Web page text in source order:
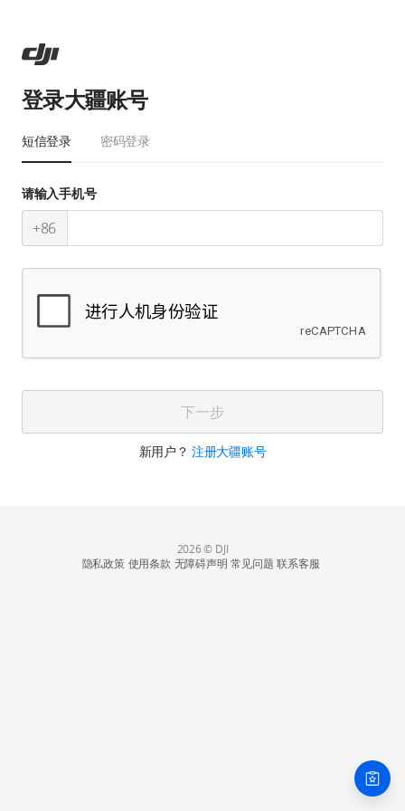
登录大疆账号
短信登录 密码登录
请输入手机号
+86
下一步
新用户？注册大疆账号
2026 © DJI
隐私政策 使用条款 无障碍声明 常见问题 联系客服